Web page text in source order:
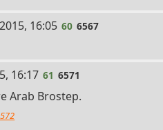
16:05 60 6567
16:17 61 6571
Arab Brostep.